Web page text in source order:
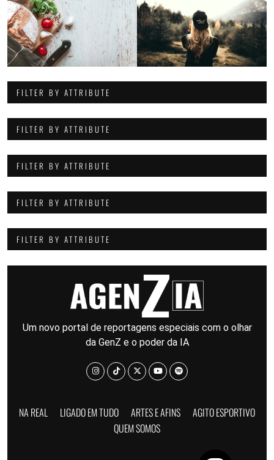
FILTER BY ATTRIBUTE
FILTER BY ATTRIBUTE
FILTER BY ATTRIBUTE
FILTER BY ATTRIBUTE
FILTER BY ATTRIBUTE
Um novo portal de reportagens especiais com o olhar
da GenZ e o poder da IA
NA REAL LIGADO EM TUDO ARTES E AFINS
AGITO ESPORTIVO
QUEM SOMOS